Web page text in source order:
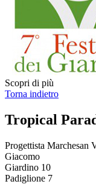
Scopri di più
Torna indietro
Tropical
Progettista Marchesan
Giacomo
Giardino 10
Padiglione 7